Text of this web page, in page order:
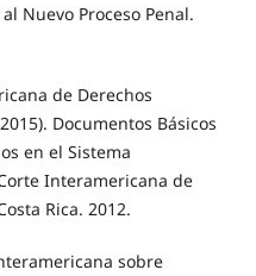
Nuevo Proceso Penal.
de Derechos
Documentos Básicos
en el Sistema
Interamericana de
Rica. 2012.
sobre